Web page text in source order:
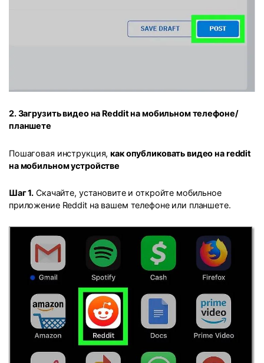
2. Загрузить видео на Reddit на мобильном телефоне/
планшете
Пошаговая инструкция,как опубликовать видео на reddit
на мобильном устройстве
Шаг 1. Скачайте, установите и откройте мобильное
приложение Reddit на вашем телефоне или планшете.